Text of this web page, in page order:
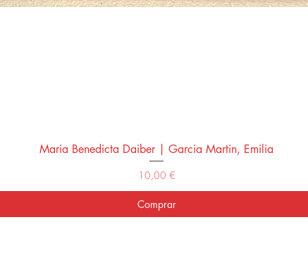
Vista rápida
Maria Benedicta Daiber | Garcia Martin, Emilia
Precio
10,00 €
Comprar